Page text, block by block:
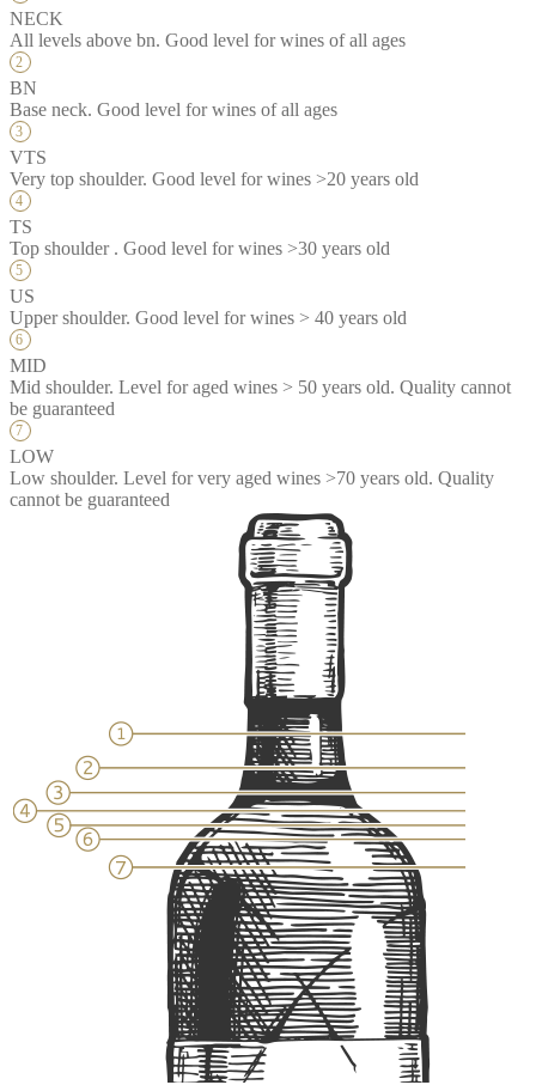
NECK
All levels above bn. Good level for wines of all ages
BN
Base neck. Good level for wines of all ages
VTS
Very top shoulder. Good level for wines >20 years old
TS
Top shoulder . Good level for wines >30 years old
US
Upper shoulder. Good level for wines > 40 years old
MID
Mid shoulder. Level for aged wines > 50 years old. Quality cannot
be guaranteed
LOW
Low shoulder. Level for very aged wines >70 years old. Quality
cannot be guaranteed